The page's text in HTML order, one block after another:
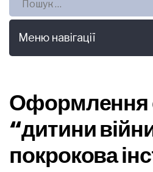
Меню навігації
Оформлення
“дитини
покрокова